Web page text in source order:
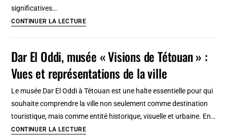
significatives…
CONTINUER LA LECTUREMusée
Cracovie,
peintre
Pologne
Dar El Oddi, musée « Visions de Tétouan » :
Vues et représentations de la ville
Le musée Dar El Oddi à Tétouan est une halte essentielle pour qui
souhaite comprendre la ville non seulement comme destination
touristique, mais comme entité historique, visuelle et urbaine. En…
CONTINUER LA LECTUREDar